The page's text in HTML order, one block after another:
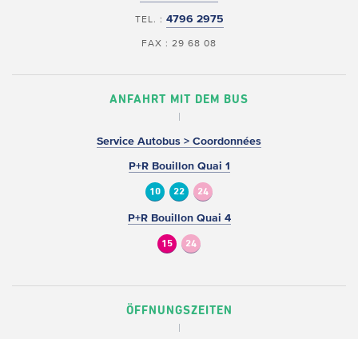
TEL. : 4796 2975
FAX : 29 68 08
ANFAHRT MIT DEM BUS
Service Autobus > Coordonnées
P+R Bouillon Quai 1
10 22 24
P+R Bouillon Quai 4
15 24
ÖFFNUNGSZEITEN